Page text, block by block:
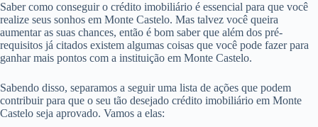
Saber como conseguir o crédito imobiliário é essencial para que você
realize seus sonhos em Monte Castelo. Mas talvez você queira
aumentar as suas chances, então é bom saber que além dos pré-
requisitos já citados existem algumas coisas que você pode fazer para
ganhar mais pontos com a instituição em Monte Castelo.
Sabendo disso, separamos a seguir uma lista de ações que podem
contribuir para que o seu tão desejado crédito imobiliário em Monte
Castelo seja aprovado. Vamos a elas: